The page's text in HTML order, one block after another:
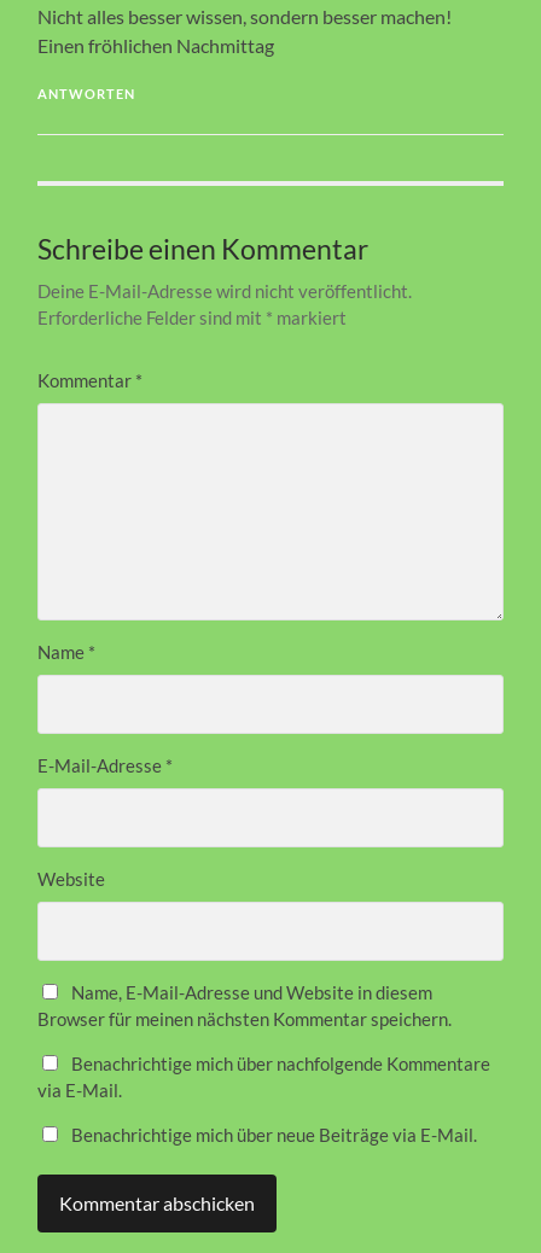
Nicht alles besser wissen, sondern besser machen!
Einen fröhlichen Nachmittag
ANTWORTEN
Schreibe einen Kommentar
Deine E-Mail-Adresse wird nicht veröffentlicht.
Erforderliche Felder sind mit * markiert
Kommentar *
Name *
E-Mail-Adresse *
Website
Name, E-Mail-Adresse und Website in diesem
Browser für meinen nächsten Kommentar speichern.
Benachrichtige mich über nachfolgende Kommentare
via E-Mail.
Benachrichtige mich über neue Beiträge via E-Mail.